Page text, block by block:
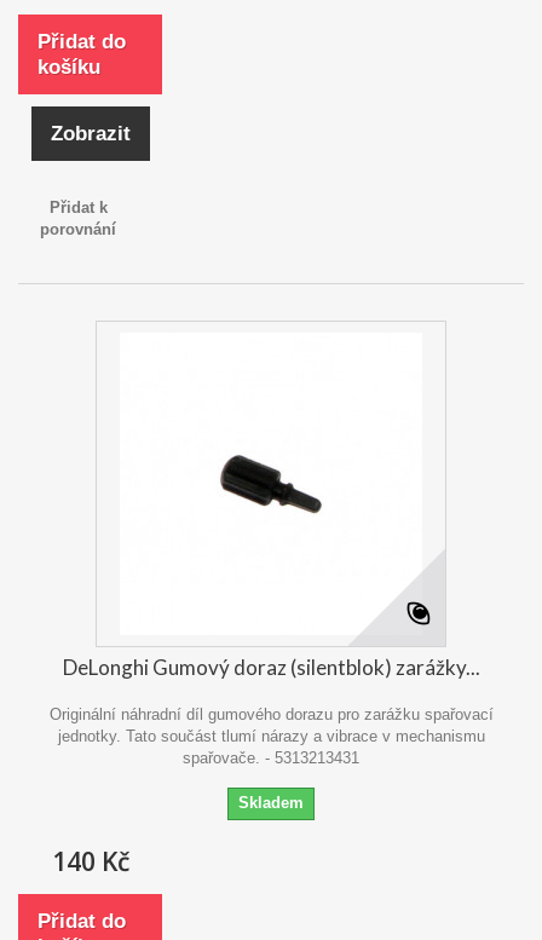
Přidat do
košíku
Zobrazit
Přidat k
porovnání
DeLonghi Gumový doraz (silentblok) zarážky...
Originální náhradní díl gumového dorazu pro zarážku spařovací
jednotky. Tato součást tlumí nárazy a vibrace v mechanismu
spařovače. - 5313213431
Skladem
140 Kč
Přidat do